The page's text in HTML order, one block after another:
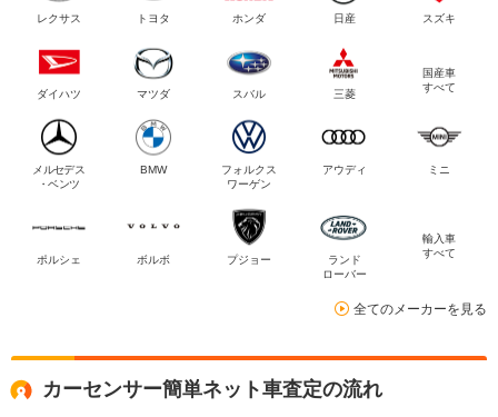
レクサス トヨタ ホンダ 日産 スズキ
ダイハツ マツダ スバル 三菱
国産車
すべて
メルセデス
・ベンツ
BMW
フォルクス
ワーゲン
アウディ ミニ
ポルシェ ボルボ プジョー
ランド
ローバー
輸入車
すべて
全てのメーカーを見る
カーセンサー簡単ネット車査定の流れ